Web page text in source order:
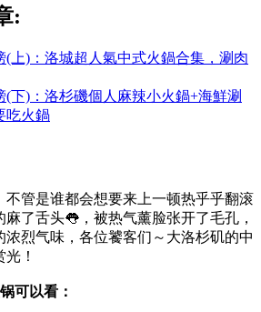
:
(上)：洛城超人氣中式火鍋合集，涮肉
(下)：洛杉磯個人麻辣小火鍋+海鮮涮
吃火鍋
不管是谁都会想要来上一顿热乎乎翻滚
了舌头👅，被热气薰脸张开了毛孔，
浓烈气味，各位饕客们～大洛杉矶的中
！
可以看：